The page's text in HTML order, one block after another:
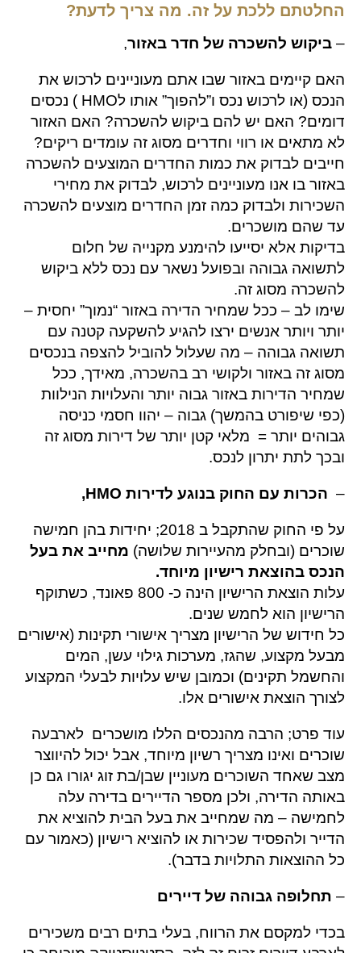
החלטתם ללכת על זה. מה צריך לדעת?
– ביקוש להשכרה של חדר באזור,
האם קיימים באזור שבו אתם מעוניינים לרכוש את
הנכס (או לרכוש נכס ו”להפוך” אותו לHMO ) נכסים
דומים? האם יש להם ביקוש להשכרה? האם האזור
לא מתאים או רווי וחדרים מסוג זה עומדים ריקים?
חייבים לבדוק את כמות החדרים המוצעים להשכרה
באזור בו אנו מעוניינים לרכוש, לבדוק את מחירי
השכירות ולבדוק כמה זמן החדרים מוצעים להשכרה
עד שהם מושכרים.
בדיקות אלא יסייעו להימנע מקנייה של חלום
לתשואה גבוהה ובפועל נשאר עם נכס ללא ביקוש
להשכרה מסוג זה.
שימו לב – ככל שמחיר הדירה באזור “נמוך” יחסית –
יותר ויותר אנשים ירצו להגיע להשקעה קטנה עם
תשואה גבוהה – מה שעלול להוביל להצפה בנכסים
מסוג זה באזור ולקושי רב בהשכרה, מאידך, ככל
שמחיר הדירות באזור גבוה יותר והעלויות הנילוות
(כפי שיפורט בהמשך) גבוה – יהוו חסמי כניסה
גבוהים יותר = מלאי קטן יותר של דירות מסוג זה
ובכך לתת יתרון לנכס.
– הכרות עם החוק בנוגע לדירות HMO,
על פי החוק שהתקבל ב 2018; יחידות בהן חמישה
שוכרים (ובחלק מהעיירות שלושה) מחייב את בעל
הנכס בהוצאת רישיון מיוחד.
עלות הוצאת הרישיון הינה כ- 800 פאונד, כשתוקף
הרישיון הוא לחמש שנים.
כל חידוש של הרישיון מצריך אישורי תקינות (אישורים
מבעל מקצוע, שהגז, מערכות גילוי עשן, המים
והחשמל תקינים) וכמובן שיש עלויות לבעלי המקצוע
לצורך הוצאת אישורים אלו.
עוד פרט; הרבה מהנכסים הללו מושכרים לארבעה
שוכרים ואינו מצריך רשיון מיוחד, אבל יכול להיווצר
מצב שאחד השוכרים מעוניין שבן/בת זוג יגורו גם כן
באותה הדירה, ולכן מספר הדיירים בדירה עלה
לחמישה – מה שמחייב את בעל הבית להוציא את
הדייר ולהפסיד שכירות או להוציא רישיון (כאמור עם
כל ההוצאות התלויות בדבר).
– תחלופה גבוהה של דיירים
בכדי למקסם את הרווח, בעלי בתים רבים משכירים